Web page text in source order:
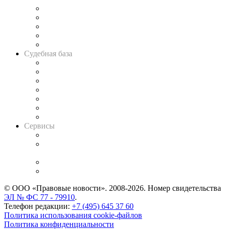
Судебная база
Сервисы
© ООО «Правовые новости». 2008-2026. Номер свидетельства
ЭЛ № ФС 77 - 79910.
Телефон редакции: +7 (495) 645 37 60
Политика использования cookie-файлов
Политика конфиденциальности